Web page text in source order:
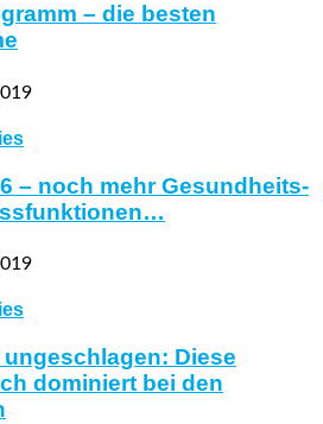
– die besten
– noch mehr Gesundheits-
Diese
dominiert bei den